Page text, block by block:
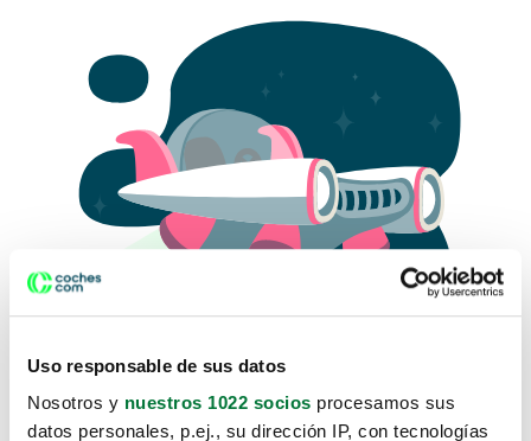
Uso responsable de sus datos
Nosotros y nuestros 1022 socios procesamos sus
datos personales, p.ej., su dirección IP, con tecnologías